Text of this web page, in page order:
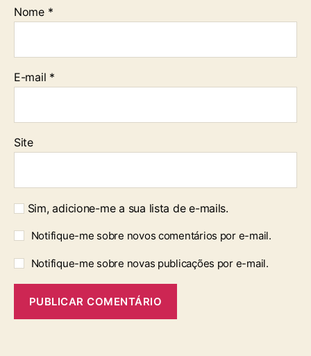
Nome *
E-mail *
Site
Sim, adicione-me a sua lista de e-mails.
Notifique-me sobre novos comentários por e-mail.
Notifique-me sobre novas publicações por e-mail.